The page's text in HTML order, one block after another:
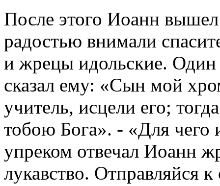
После этого Иоанн
радостью внимали
и жрецы идольские. Один
сказал ему: «Сын мой
учитель, исцели его;
тобою Бога». - «Для чего
упреком отвечал Иоанн
лукавство. Отправляйся